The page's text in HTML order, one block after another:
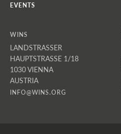
EVENTS
WINS
LANDSTRASSER
HAUPTSTRASSE 1/18
1030 VIENNA
AUSTRIA
INFO@WINS.ORG